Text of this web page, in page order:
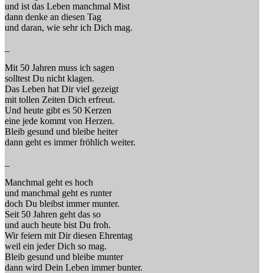
und ist das Leben manchmal Mist
dann denke an diesen Tag
und daran, wie sehr ich Dich mag.
Mit 50 Jahren muss ich sagen
solltest Du nicht klagen.
Das Leben hat Dir viel gezeigt
mit tollen Zeiten Dich erfreut.
Und heute gibt es 50 Kerzen
eine jede kommt von Herzen.
Bleib gesund und bleibe heiter
dann geht es immer fröhlich weiter.
Manchmal geht es hoch
und manchmal geht es runter
doch Du bleibst immer munter.
Seit 50 Jahren geht das so
und auch heute bist Du froh.
Wir feiern mit Dir diesen Ehrentag
weil ein jeder Dich so mag.
Bleib gesund und bleibe munter
dann wird Dein Leben immer bunter.